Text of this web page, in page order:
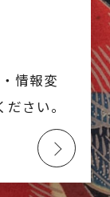
情報変
さい。